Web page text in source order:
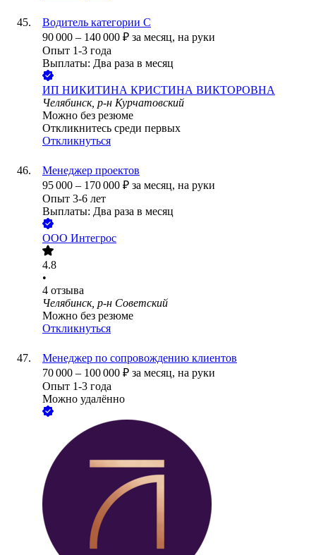
Водитель категории С
90 000 – 140 000 ₽ за месяц, на руки
Опыт 1-3 года
Выплаты: Два раза в месяц
ИП НИКИТИНА КРИСТИНА ВИКТОРОВНА
Челябинск, р-н Курчатовский
Можно без резюме
Откликнитесь среди первых
Откликнуться
Менеджер проектов
95 000 – 170 000 ₽ за месяц, на руки
Опыт 3-6 лет
Выплаты: Два раза в месяц
ООО Интегрос
4.8
•
4 отзыва
Челябинск, р-н Советский
Можно без резюме
Откликнуться
Менеджер по сопровождению клиентов
70 000 – 100 000 ₽ за месяц, на руки
Опыт 1-3 года
Можно удалённо